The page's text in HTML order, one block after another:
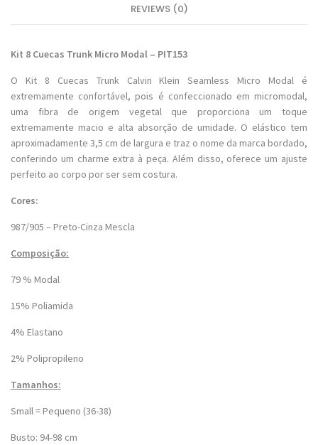
REVIEWS (0)
Kit 8 Cuecas Trunk Micro Modal – PIT153
O Kit 8 Cuecas Trunk Calvin Klein Seamless Micro Modal é
extremamente confortável, pois é confeccionado em micromodal,
uma fibra de origem vegetal que proporciona um toque
extremamente macio e alta absorção de umidade. O elástico tem
aproximadamente 3,5 cm de largura e traz o nome da marca bordado,
conferindo um charme extra à peça. Além disso, oferece um ajuste
perfeito ao corpo por ser sem costura.
Cores:
987/905 – Preto-Cinza Mescla
Composição:
79 % Modal
15% Poliamida
4% Elastano
2% Polipropileno
Tamanhos:
Small = Pequeno (36-38)
Busto: 94-98 cm